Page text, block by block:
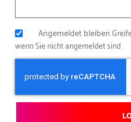
Angemeldet bleiben
wenn Sie nicht angemeldet sind